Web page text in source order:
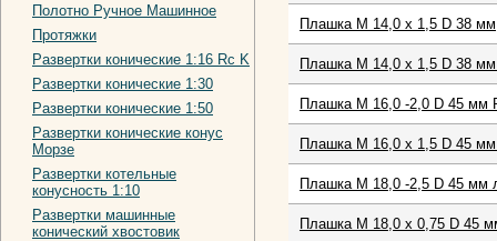
Полотно Ручное Машинное
Протяжки
Развертки конические 1:16 Rc K
Развертки конические 1:30
Развертки конические 1:50
Развертки конические конус
Морзе
Развертки котельные
конусность 1:10
Развертки машинные
конический хвостовик
Плашка М 14,0 х 1,5 D 38 мм
Плашка М 14,0 х 1,5 D 38
Плашка М 16,0 -2,0 D 45 мм
Плашка М 16,0 х 1,5 D 45
Плашка М 18,0 -2,5 D 45 мм
Плашка М 18,0 х 0,75 D 45